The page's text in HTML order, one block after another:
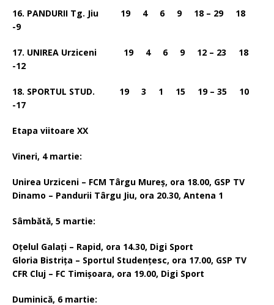
16. PANDURII Tg. Jiu 19 4 6 9 18 – 29 18
-9
17. UNIREA Urziceni 19 4 6 9 12 – 23 18
-12
18. SPORTUL STUD. 19 3 1 15 19 – 35 10
-17
Etapa viitoare XX
Vineri, 4 martie:
Unirea Urziceni – FCM Târgu Mureş, ora 18.00, GSP TV
Dinamo – Pandurii Târgu Jiu, ora 20.30, Antena 1
Sâmbătă, 5 martie:
Oţelul Galaţi – Rapid, ora 14.30, Digi Sport
Gloria Bistriţa – Sportul Studenţesc, ora 17.00, GSP TV
CFR Cluj – FC Timişoara, ora 19.00, Digi Sport
Duminică, 6 martie: